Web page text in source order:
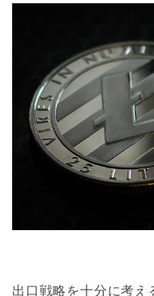
出口戦略を十分に考え